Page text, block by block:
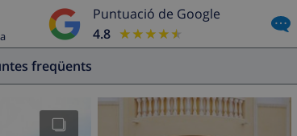
Puntuació de Google
4.8
★★★★★
★★★★★
freqüents